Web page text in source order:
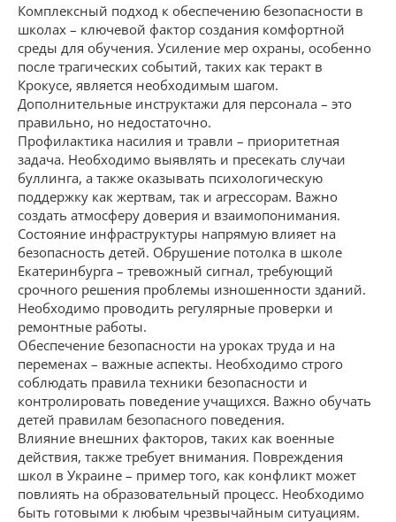
Комплексный подход к обеспечению безопасности в
школах – ключевой фактор создания комфортной
среды для обучения. Усиление мер охраны, особенно
после трагических событий, таких как теракт в
Крокусе, является необходимым шагом.
Дополнительные инструктажи для персонала – это
правильно, но недостаточно.
Профилактика насилия и травли – приоритетная
задача. Необходимо выявлять и пресекать случаи
буллинга, а также оказывать психологическую
поддержку как жертвам, так и агрессорам. Важно
создать атмосферу доверия и взаимопонимания.
Состояние инфраструктуры напрямую влияет на
безопасность детей. Обрушение потолка в школе
Екатеринбурга – тревожный сигнал, требующий
срочного решения проблемы изношенности зданий.
Необходимо проводить регулярные проверки и
ремонтные работы.
Обеспечение безопасности на уроках труда и на
переменах – важные аспекты. Необходимо строго
соблюдать правила техники безопасности и
контролировать поведение учащихся. Важно обучать
детей правилам безопасного поведения.
Влияние внешних факторов, таких как военные
действия, также требует внимания. Повреждения
школ в Украине – пример того, как конфликт может
повлиять на образовательный процесс. Необходимо
быть готовыми к любым чрезвычайным ситуациям.